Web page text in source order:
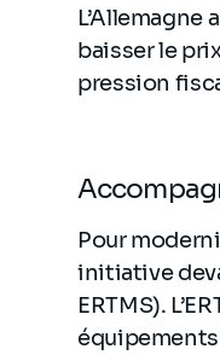
L’Allemagne
baisser le
pression
Pour
initiative
ERTMS).
équipements